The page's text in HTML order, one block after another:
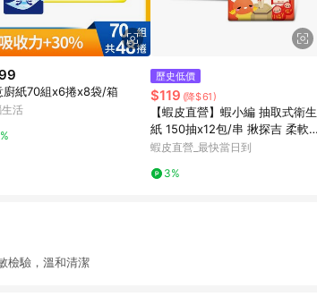
廚紙70組x6捲x8袋/箱
活
歷史低價
$119 (降$61)
【蝦皮直營】蝦小編 抽取式衛生
紙 150抽x12包/串 揪探吉 柔軟
居家
蝦皮直營_最快當日到
3%
驗，溫和清潔